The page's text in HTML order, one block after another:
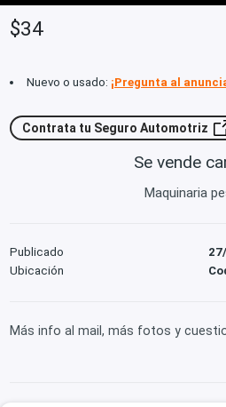
$34
Nuevo o usado: ¡Pregunta al
Contrata tu Seguro Automotriz
Se vende
Maquinaria
Publicado
Ubicación
Más info al mail, más fotos y